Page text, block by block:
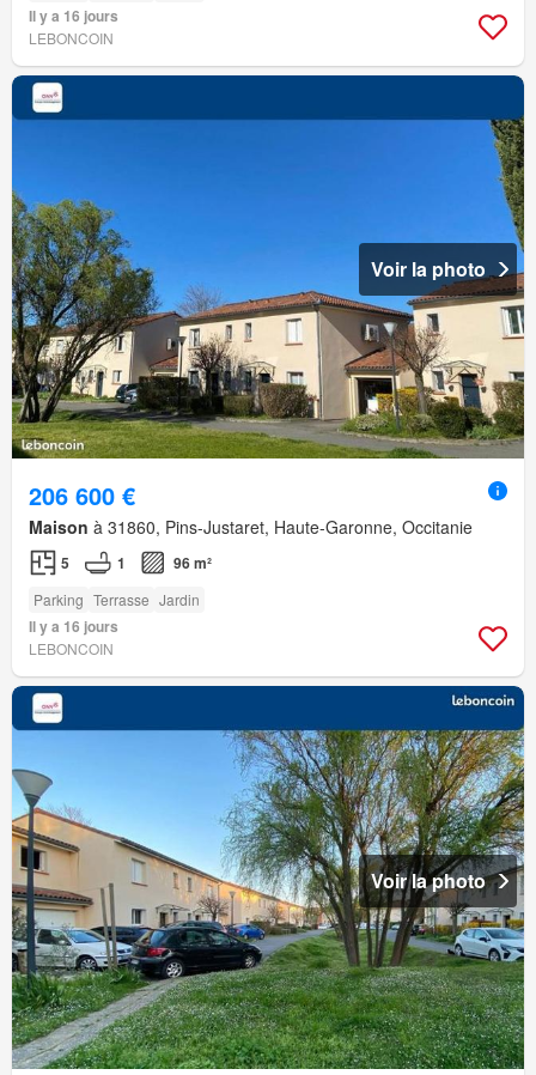
Il y a 16 jours
LEBONCOIN
Voir la photo
206 600 €
Maison à 31860, Pins-Justaret, Haute-Garonne, Occitanie
5 1 96 m²
Parking Terrasse Jardin
Il y a 16 jours
LEBONCOIN
Voir la photo